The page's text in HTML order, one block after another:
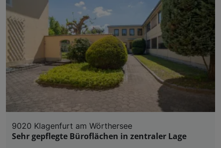
9020 Klagenfurt am Wörthersee
Sehr gepflegte Büroflächen in zentraler Lage